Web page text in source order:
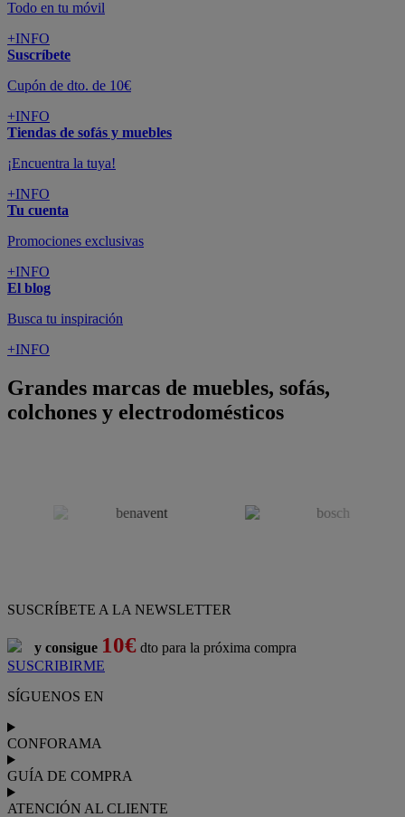
Todo en tu móvil
+INFO
Suscríbete
Cupón de dto. de 10€
+INFO
Tiendas de sofás y muebles
¡Encuentra la tuya!
+INFO
Tu cuenta
Promociones exclusivas
+INFO
El blog
Busca tu inspiración
+INFO
Grandes marcas de muebles, sofás,
colchones y electrodomésticos
SUSCRÍBETE A LA NEWSLETTER
y consigue 10€ dto para la próxima compra
SUSCRIBIRME
SÍGUENOS EN
CONFORAMA
GUÍA DE COMPRA
ATENCIÓN AL CLIENTE